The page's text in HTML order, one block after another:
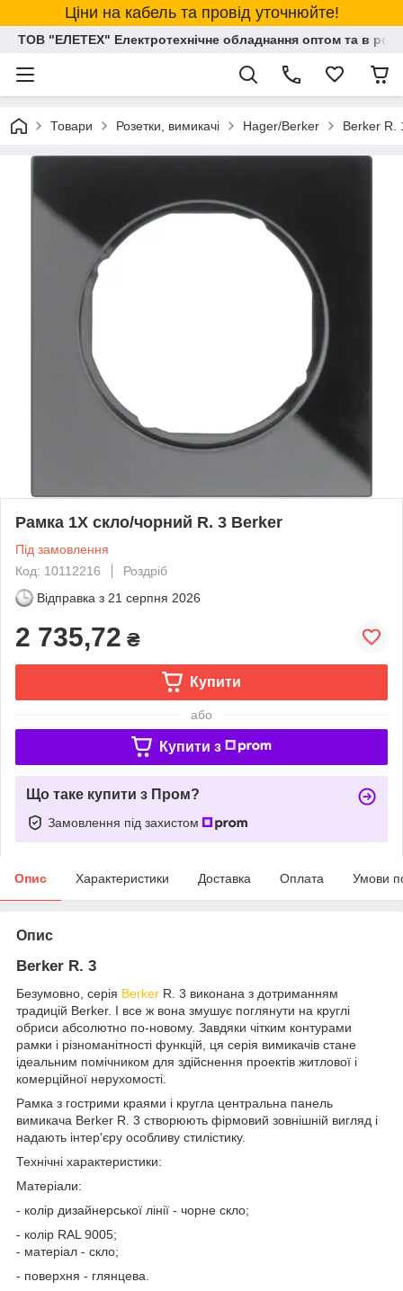
Ціни на кабель та провід уточнюйте!
ТОВ "ЕЛЕТЕХ" Електротехнічне обладнання оптом та в
Товари Розетки, вимикачі Hager/Berker Berker R.
Рамка 1Х скло/чорний R. 3 Berker
Під замовлення
Код: 10112216
Роздріб
Відправка з 21 серпня 2026
2 735,72 ₴
Купити
або
Купити з
Що таке купити з Пром?
Замовлення під захистом
Опис Характеристики Доставка Оплата Умови
Опис
Berker R. 3
Безумовно, серія Berker R. 3 виконана з дотриманням
традицій Berker. І все ж вона змушує поглянути на круглі
обриси абсолютно по-новому. Завдяки чітким контурами
рамки і різноманітності функцій, ця серія вимикачів стане
ідеальним помічником для здійснення проектів житлової і
комерційної нерухомості.
Рамка з гострими краями і кругла центральна панель
вимикача Berker R. 3 створюють фірмовий зовнішній вигляд і
надають інтер'єру особливу стилістику.
Технічні характеристики:
Матеріали:
- колір дизайнерської лінії - чорне скло;
- колір RAL 9005;
- матеріал - скло;
- поверхня - глянцева.